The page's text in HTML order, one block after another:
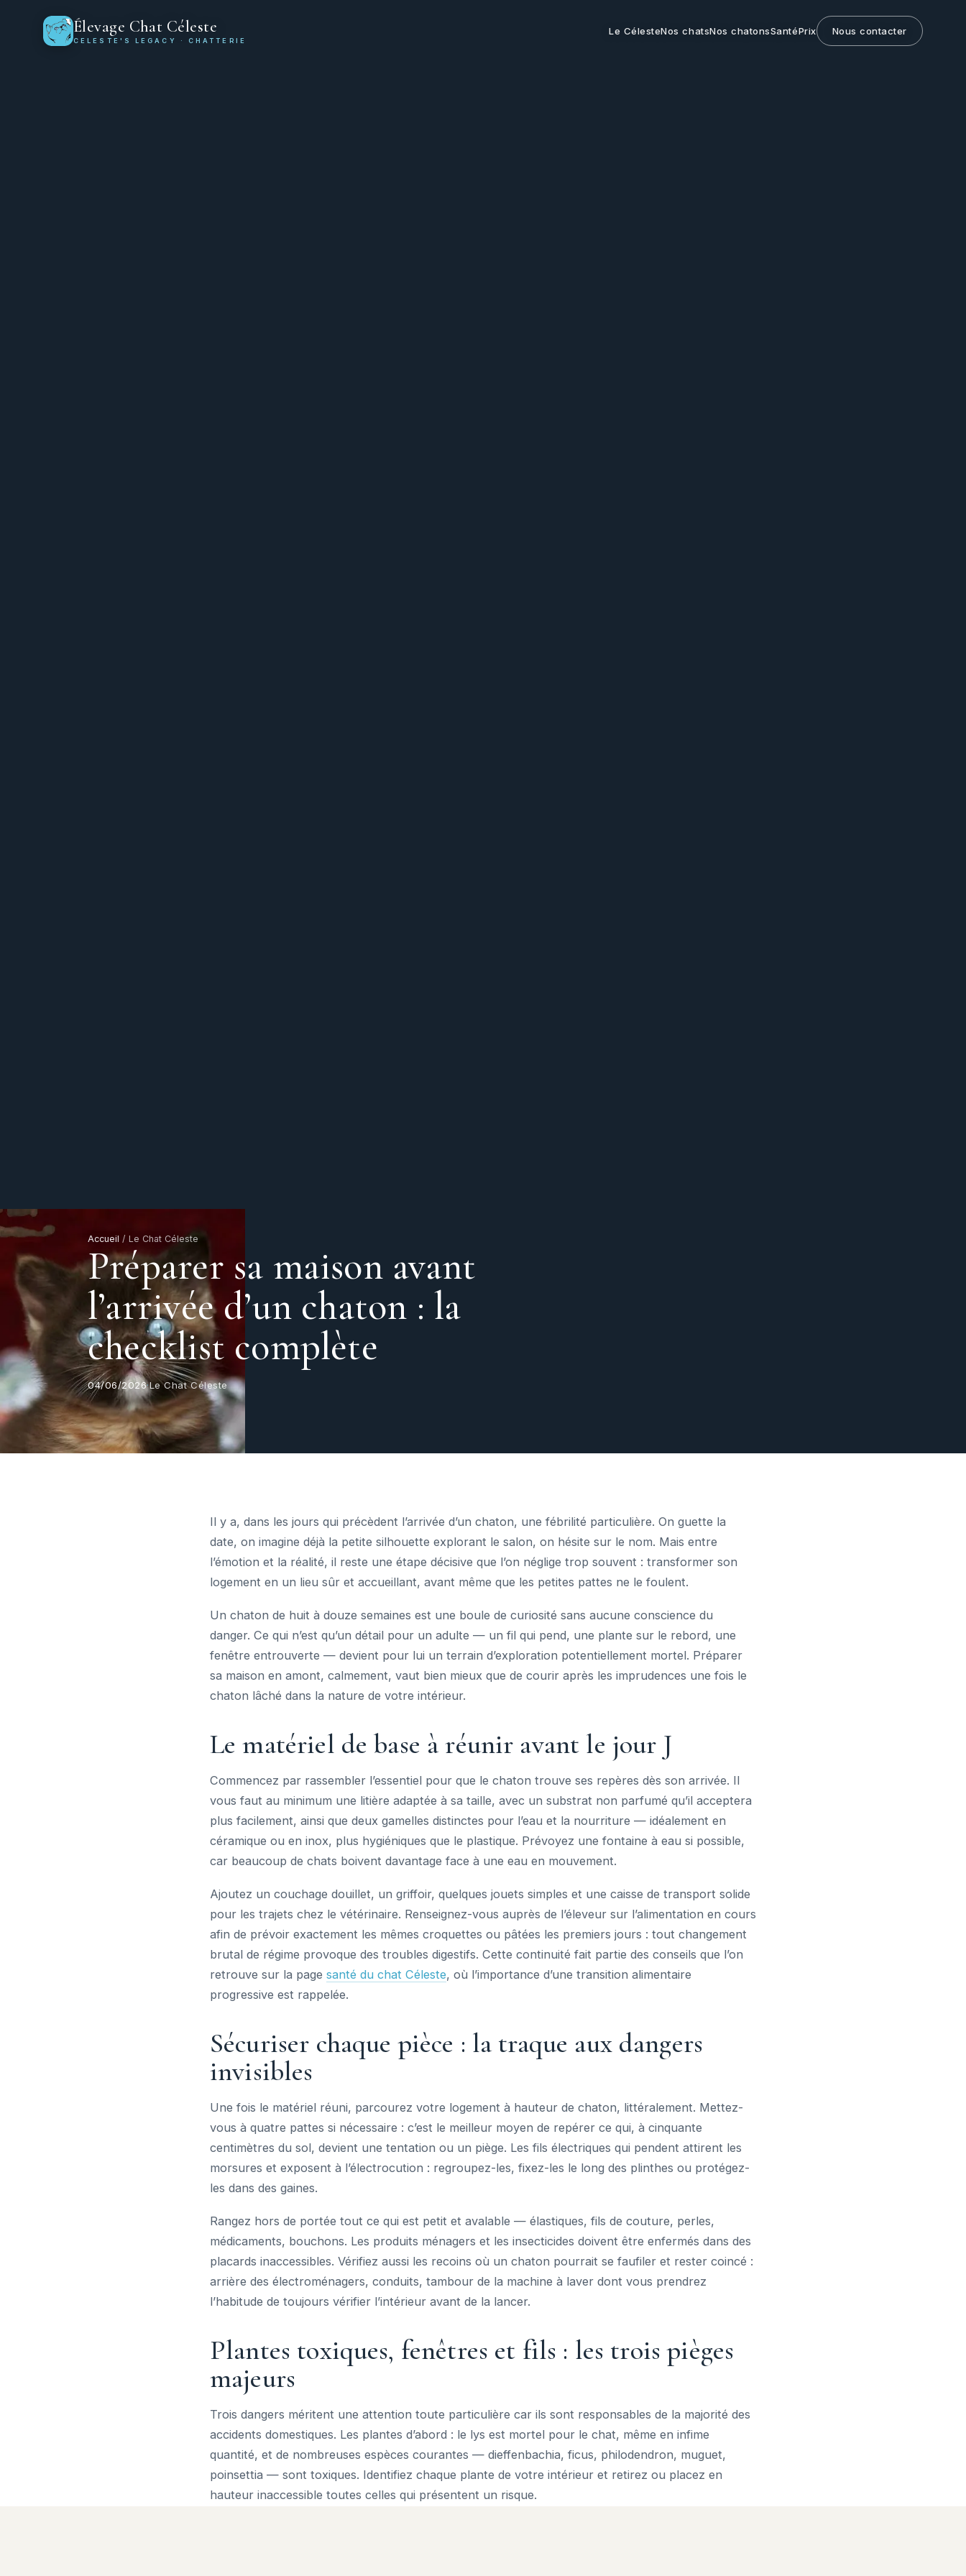
Élevage Chat Céleste
CELESTE'S LEGACY · CHATTERIE
Le CélesteNos chatsNos chatonsSantéPrix Nous contacter
Accueil / Le Chat Céleste
Préparer sa maison avant
l’arrivée d’un chaton : la
checklist complète
04/06/2026·Le Chat Céleste
Il y a, dans les jours qui précèdent l’arrivée d’un chaton, une fébrilité particulière. On guette la
date, on imagine déjà la petite silhouette explorant le salon, on hésite sur le nom. Mais entre
l’émotion et la réalité, il reste une étape décisive que l’on néglige trop souvent : transformer son
logement en un lieu sûr et accueillant, avant même que les petites pattes ne le foulent.
Un chaton de huit à douze semaines est une boule de curiosité sans aucune conscience du
danger. Ce qui n’est qu’un détail pour un adulte — un fil qui pend, une plante sur le rebord, une
fenêtre entrouverte — devient pour lui un terrain d’exploration potentiellement mortel. Préparer
sa maison en amont, calmement, vaut bien mieux que de courir après les imprudences une fois le
chaton lâché dans la nature de votre intérieur.
Le matériel de base à réunir avant le jour J
Commencez par rassembler l’essentiel pour que le chaton trouve ses repères dès son arrivée. Il
vous faut au minimum une litière adaptée à sa taille, avec un substrat non parfumé qu’il acceptera
plus facilement, ainsi que deux gamelles distinctes pour l’eau et la nourriture — idéalement en
céramique ou en inox, plus hygiéniques que le plastique. Prévoyez une fontaine à eau si possible,
car beaucoup de chats boivent davantage face à une eau en mouvement.
Ajoutez un couchage douillet, un griffoir, quelques jouets simples et une caisse de transport solide
pour les trajets chez le vétérinaire. Renseignez-vous auprès de l’éleveur sur l’alimentation en cours
afin de prévoir exactement les mêmes croquettes ou pâtées les premiers jours : tout changement
brutal de régime provoque des troubles digestifs. Cette continuité fait partie des conseils que l’on
retrouve sur la page santé du chat Céleste, où l’importance d’une transition alimentaire
progressive est rappelée.
Sécuriser chaque pièce : la traque aux dangers
invisibles
Une fois le matériel réuni, parcourez votre logement à hauteur de chaton, littéralement. Mettez-
vous à quatre pattes si nécessaire : c’est le meilleur moyen de repérer ce qui, à cinquante
centimètres du sol, devient une tentation ou un piège. Les fils électriques qui pendent attirent les
morsures et exposent à l’électrocution : regroupez-les, fixez-les le long des plinthes ou protégez-
les dans des gaines.
Rangez hors de portée tout ce qui est petit et avalable — élastiques, fils de couture, perles,
médicaments, bouchons. Les produits ménagers et les insecticides doivent être enfermés dans des
placards inaccessibles. Vérifiez aussi les recoins où un chaton pourrait se faufiler et rester coincé :
arrière des électroménagers, conduits, tambour de la machine à laver dont vous prendrez
l’habitude de toujours vérifier l’intérieur avant de la lancer.
Plantes toxiques, fenêtres et fils : les trois pièges
majeurs
Trois dangers méritent une attention toute particulière car ils sont responsables de la majorité des
accidents domestiques. Les plantes d’abord : le lys est mortel pour le chat, même en infime
quantité, et de nombreuses espèces courantes — dieffenbachia, ficus, philodendron, muguet,
poinsettia — sont toxiques. Identifiez chaque plante de votre intérieur et retirez ou placez en
hauteur inaccessible toutes celles qui présentent un risque.